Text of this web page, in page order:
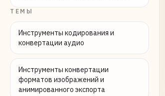
ТЕМЫ
Инструменты кодирования и
конвертации аудио
Инструменты конвертации
форматов изображений и
анимированного экспорта